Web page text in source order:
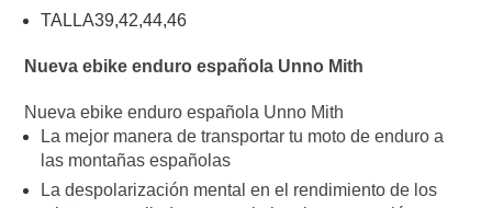
TALLA39,42,44,46
Nueva ebike enduro española Unno Mith
Nueva ebike enduro española Unno Mith
La mejor manera de transportar tu moto de enduro a
las montañas españolas
La despolarización mental en el rendimiento de los